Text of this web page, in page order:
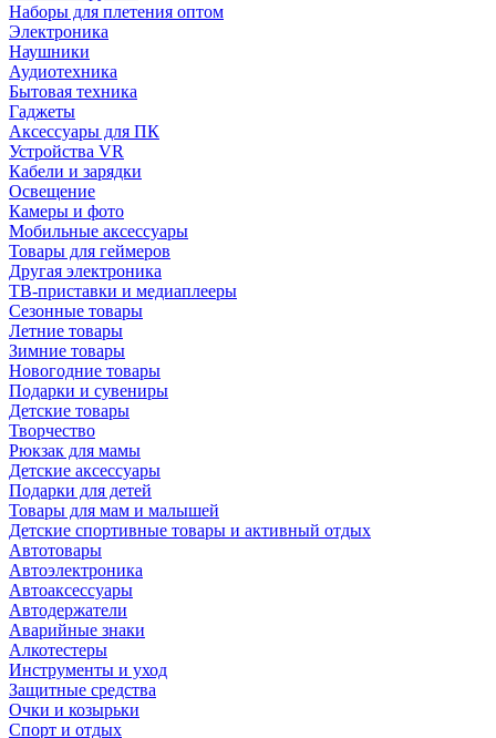
Наборы для плетения оптом
Электроника
Наушники
Аудиотехника
Бытовая техника
Гаджеты
Аксессуары для ПК
Устройства VR
Кабели и зарядки
Освещение
Камеры и фото
Мобильные аксессуары
Товары для геймеров
Другая электроника
ТВ-приставки и медиаплееры
Сезонные товары
Летние товары
Зимние товары
Новогодние товары
Подарки и сувениры
Детские товары
Творчество
Рюкзак для мамы
Детские аксессуары
Подарки для детей
Товары для мам и малышей
Детские спортивные товары и активный отдых
Автотовары
Автоэлектроника
Автоаксессуары
Автодержатели
Аварийные знаки
Алкотестеры
Инструменты и уход
Защитные средства
Очки и козырьки
Спорт и отдых